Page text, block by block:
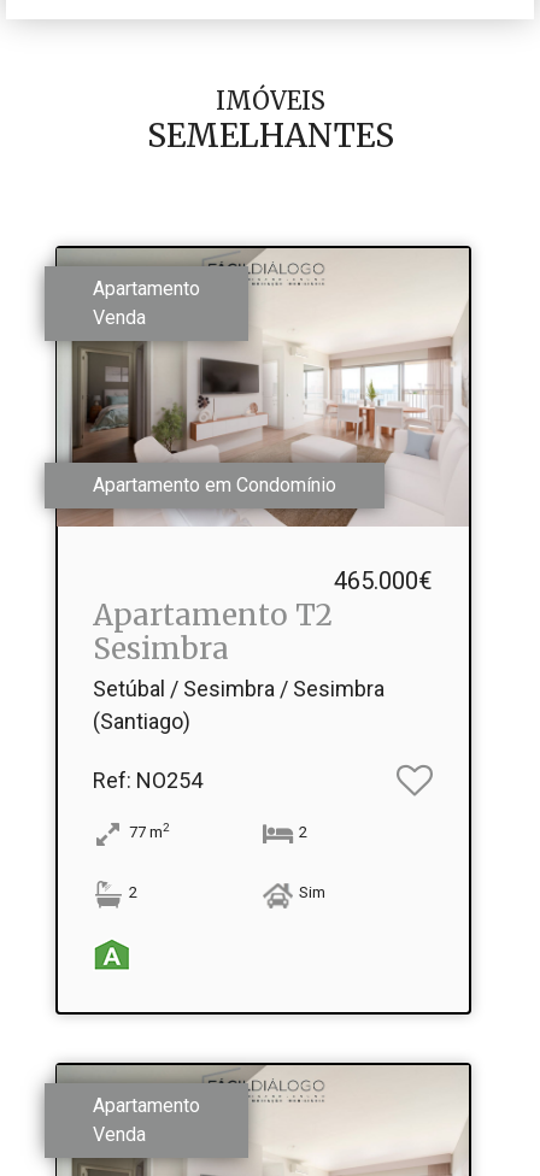
IMÓVEIS
SEMELHANTES
Apartamento
Venda
Apartamento em Condomínio
465.000€
Apartamento T2
Sesimbra
Setúbal / Sesimbra / Sesimbra
(Santiago)
Ref: NO254
77m2 2
2 Sim
Apartamento
Venda